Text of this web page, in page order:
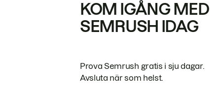
KOM IGÅNG MED
SEMRUSH IDAG
Prova Semrush gratis i sju dagar.
Avsluta när som helst.